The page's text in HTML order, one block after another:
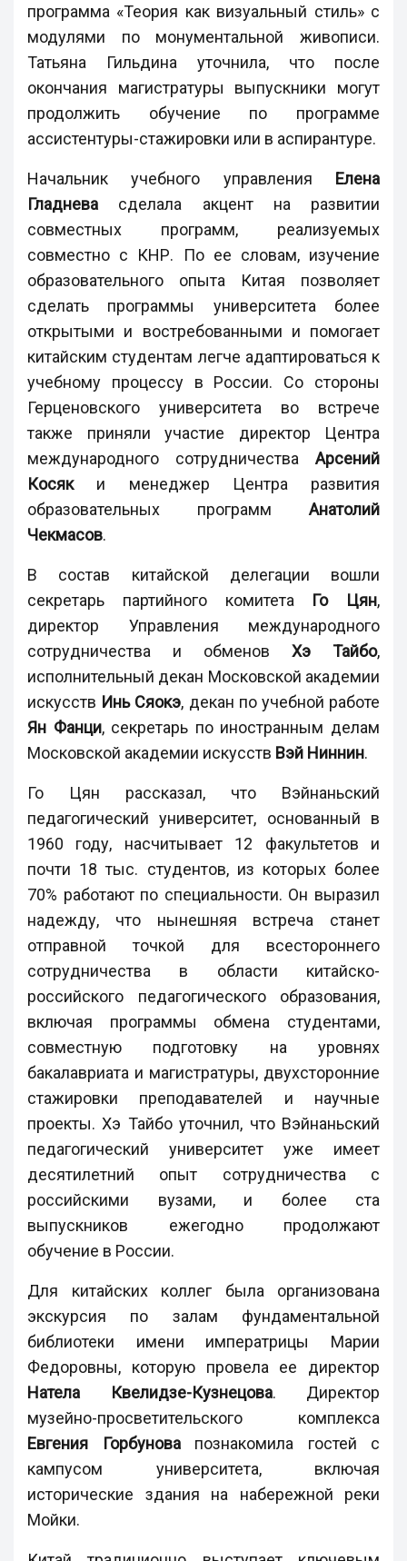
программа «Теория как визуальный стиль» с
модулями по монументальной живописи.
Татьяна Гильдина уточнила, что после
окончания магистратуры выпускники могут
продолжить обучение по программе
ассистентуры-стажировки или в аспирантуре.
Начальник учебного управления Елена
Гладнева сделала акцент на развитии
совместных программ, реализуемых
совместно с КНР. По ее словам, изучение
образовательного опыта Китая позволяет
сделать программы университета более
открытыми и востребованными и помогает
китайским студентам легче адаптироваться к
учебному процессу в России. Со стороны
Герценовского университета во встрече
также приняли участие директор Центра
международного сотрудничества Арсений
Косяки менеджер Центра развития
образовательных программ Анатолий
Чекмасов.
В состав китайской делегации вошли
секретарь партийного комитета Го Цян,
директор Управления международного
сотрудничества и обменов Хэ Тайбо,
исполнительный декан Московской академии
искусств Инь Сяокэ, декан по учебной работе
Ян Фанци, секретарь по иностранным делам
Московской академии искусств Вэй Ниннин.
Го Цян рассказал, что Вэйнаньский
педагогический университет, основанный в
1960 году, насчитывает 12 факультетов и
почти 18 тыс. студентов, из которых более
70% работают по специальности. Он выразил
надежду, что нынешняя встреча станет
отправной точкой для всестороннего
сотрудничества в области китайско-
российского педагогического образования,
включая программы обмена студентами,
совместную подготовку на уровнях
бакалавриата и магистратуры, двухсторонние
стажировки преподавателей и научные
проекты. Хэ Тайбо уточнил, что Вэйнаньский
педагогический университет уже имеет
десятилетний опыт сотрудничества с
российскими вузами, и более ста
выпускников ежегодно продолжают
обучение в России.
Для китайских коллег была организована
экскурсия по залам фундаментальной
библиотеки имени императрицы Марии
Федоровны, которую провела ее директор
Натела Квелидзе-Кузнецова. Директор
музейно-просветительского комплекса
Евгения Горбуновапознакомила гостей с
кампусом университета, включая
исторические здания на набережной реки
Мойки.